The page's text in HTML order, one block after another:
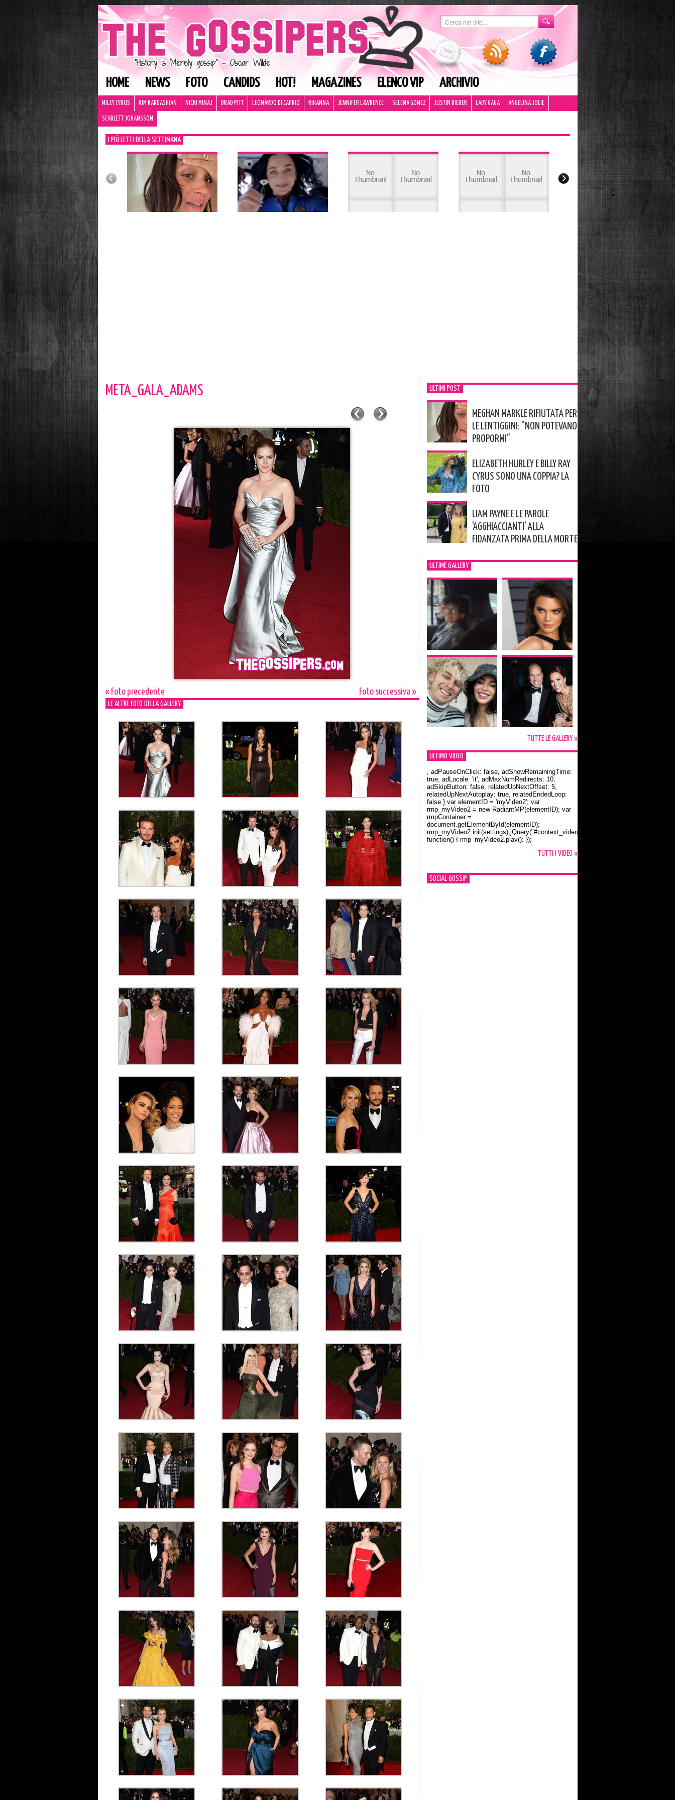
HOME NEWS FOTO CANDIDS HOT! MAGAZINES ELENCO VIP ARCHIVIO
MILEY CYRUS KIM KARDASHIAN NICKI MINAJ BRAD PITT LEONARDO DI CAPRIO RIHANNA JENNIFER LAWRENCE SELENA GOMEZ JUSTIN BIEBER LADY GAGA ANGELINA JOLIE
SCARLETT JOHANSSON
I PIÙ LETTI DELLA SETTIMANA
META_GALA_ADAMS
« Foto precedente Foto successiva »
LE ALTRE FOTO DELLA GALLERY
ULTIMI POST
MEGHAN MARKLE RIFIUTATA PER
LE LENTIGGINI: ”NON POTEVANO
PROPORMI”
ELIZABETH HURLEY E BILLY RAY
CYRUS SONO UNA COPPIA? LA
FOTO
LIAM PAYNE E LE PAROLE
‘AGGHIACCIANTI’ ALLA
FIDANZATA PRIMA DELLA MORTE
ULTIME GALLERY
TUTTE LE GALLERY »
ULTIMO VIDEO
Orlando Bloom e la t-shirt dedicata a Flynn
, adPauseOnClick: false, adShowRemainingTime:
true, adLocale: 'it', adMaxNumRedirects: 10,
adSkipButton: false, relatedUpNextOffset: 5,
relatedUpNextAutoplay: true, relatedEndedLoop:
false } var elementID = 'myVideo2'; var
rmp_myVideo2 = new RadiantMP(elementID); var
rmpContainer =
document.getElementById(elementID);
rmp_myVideo2.init(settings);jQuery("#context_video2").one("mouseover",
function() { rmp_myVideo2.play(); });
TUTTI I VIDEO »
SOCIAL GOSSIP